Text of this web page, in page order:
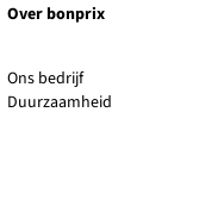
Over bonprix
Ons bedrijfLink
opent
Duurzaamheid